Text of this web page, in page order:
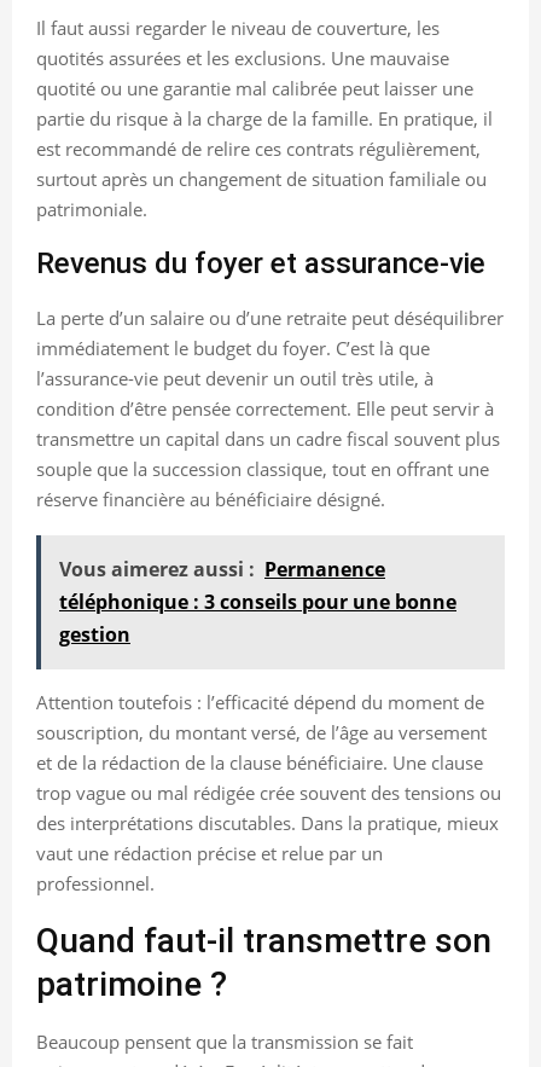
Il faut aussi regarder le niveau de couverture, les
quotités assurées et les exclusions. Une mauvaise
quotité ou une garantie mal calibrée peut laisser une
partie du risque à la charge de la famille. En pratique, il
est recommandé de relire ces contrats régulièrement,
surtout après un changement de situation familiale ou
patrimoniale.
Revenus du foyer et assurance-vie
La perte d’un salaire ou d’une retraite peut déséquilibrer
immédiatement le budget du foyer. C’est là que
l’assurance-vie peut devenir un outil très utile, à
condition d’être pensée correctement. Elle peut servir à
transmettre un capital dans un cadre fiscal souvent plus
souple que la succession classique, tout en offrant une
réserve financière au bénéficiaire désigné.
Vous aimerez aussi : Permanence
téléphonique : 3 conseils pour une bonne
gestion
Attention toutefois : l’efficacité dépend du moment de
souscription, du montant versé, de l’âge au versement
et de la rédaction de la clause bénéficiaire. Une clause
trop vague ou mal rédigée crée souvent des tensions ou
des interprétations discutables. Dans la pratique, mieux
vaut une rédaction précise et relue par un
professionnel.
Quand faut-il transmettre son
patrimoine ?
Beaucoup pensent que la transmission se fait